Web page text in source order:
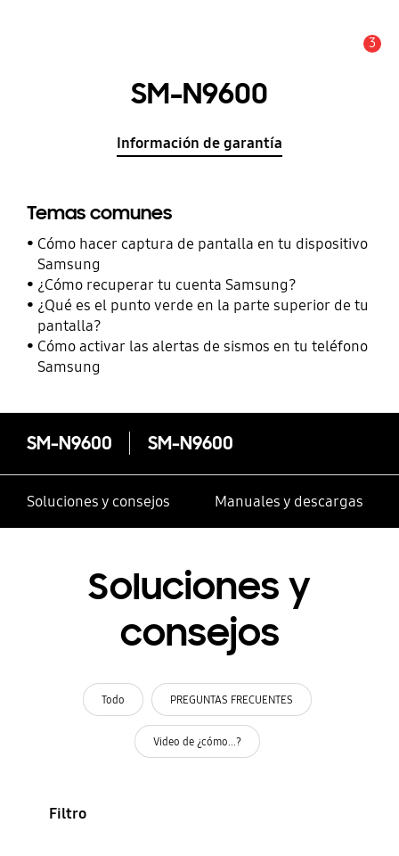
3
SM-N9600
Información de garantía
Temas comunes
Cómo hacer captura de pantalla en tu dispositivo
Samsung
¿Cómo recuperar tu cuenta Samsung?
¿Qué es el punto verde en la parte superior de tu
pantalla?
Cómo activar las alertas de sismos en tu teléfono
Samsung
SM-N9600 SM-N9600
Soluciones y consejos Manuales y descargas
Soluciones y
consejos
Todo PREGUNTAS FRECUENTES
Video de ¿cómo...?
Filtro